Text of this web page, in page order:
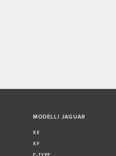
MODELLI JAGUAR
XE
XF